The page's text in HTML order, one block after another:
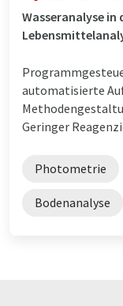
Wasseranalyse in
automatisierte
Geringer
Photometrie
Bodenanalyse